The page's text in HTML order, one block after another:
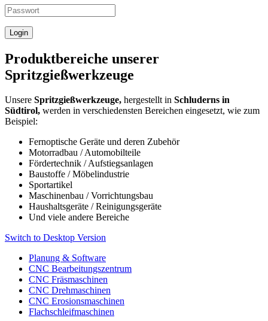
Produktbereiche unserer
Spritzgießwerkzeuge
Unsere Spritzgießwerkzeuge, hergestellt in Schluderns in
Südtirol, werden in verschiedensten Bereichen eingesetzt, wie zum
Beispiel:
Fernoptische Geräte und deren Zubehör
Motorradbau / Automobilteile
Fördertechnik / Aufstiegsanlagen
Baustoffe / Möbelindustrie
Sportartikel
Maschinenbau / Vorrichtungsbau
Haushaltsgeräte / Reinigungsgeräte
Und viele andere Bereiche
Switch to Desktop Version
Planung & Software
CNC Bearbeitungszentrum
CNC Fräsmaschinen
CNC Drehmaschinen
CNC Erosionsmaschinen
Flachschleifmaschinen